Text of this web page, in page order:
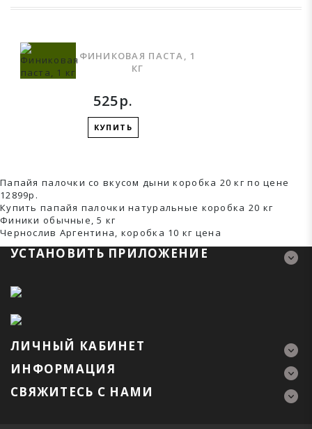
ФИНИКОВАЯ ПАСТА, 1
КГ
525р.
КУПИТЬ
Папайя палочки со вкусом дыни коробка 20 кг по цене
12899р.
Купить папайя палочки натуральные коробка 20 кг
Финики обычные, 5 кг
Чернослив Аргентина, коробка 10 кг ценa
УСТАНОВИТЬ ПРИЛОЖЕНИЕ
ЛИЧНЫЙ КАБИНЕТ
ИНФОРМАЦИЯ
СВЯЖИТЕСЬ С НАМИ